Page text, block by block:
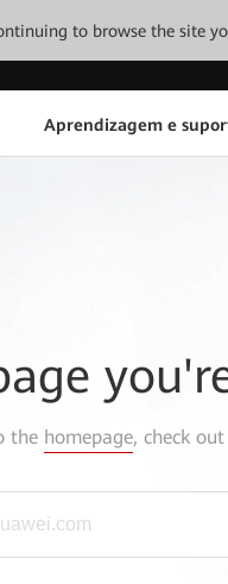
to browse the site
Aprendizagem e
the homepage, check